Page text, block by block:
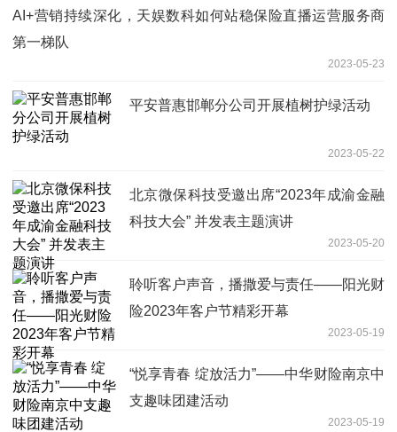
AI+营销持续深化，天娱数科如何站稳保险直播运营服务商
第一梯队
2023-05-23
平安普惠邯郸分公司开展植树护绿活动
2023-05-22
北京微保科技受邀出席“2023年成渝金融
科技大会” 并发表主题演讲
2023-05-20
聆听客户声音，播撒爱与责任——阳光财
险2023年客户节精彩开幕
2023-05-19
“悦享青春 绽放活力”——中华财险南京中
支趣味团建活动
2023-05-19